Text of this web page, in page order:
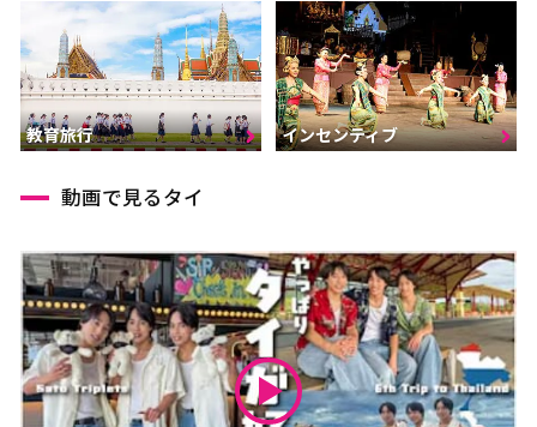
教育旅行 インセンティブ
動画で見るタイ